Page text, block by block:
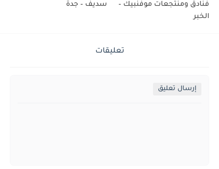
فنادق ومنتجعات موفنبيك –
الخبر
سديف – جدة
تعليقات
إرسال تعليق